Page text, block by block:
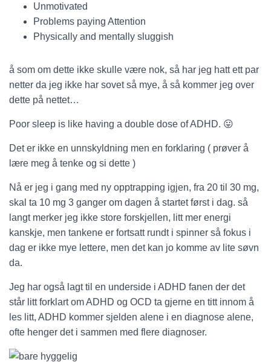
Unmotivated
Problems paying Attention
Physically and mentally sluggish
å som om dette ikke skulle være nok, så har jeg hatt ett par
netter da jeg ikke har sovet så mye, å så kommer jeg over
dette på nettet…
Poor sleep is like having a double dose of ADHD. 😛
Det er ikke en unnskyldning men en forklaring ( prøver å
lære meg å tenke og si dette )
Nå er jeg i gang med ny opptrapping igjen, fra 20 til 30 mg,
skal ta 10 mg 3 ganger om dagen å startet først i dag. så
langt merker jeg ikke store forskjellen, litt mer energi
kanskje, men tankene er fortsatt rundt i spinner så fokus i
dag er ikke mye lettere, men det kan jo komme av lite søvn
da.
Jeg har også lagt til en underside i ADHD fanen der det
står litt forklart om ADHD og OCD ta gjerne en titt innom å
les litt, ADHD kommer sjelden alene i en diagnose alene,
ofte henger det i sammen med flere diagnoser.